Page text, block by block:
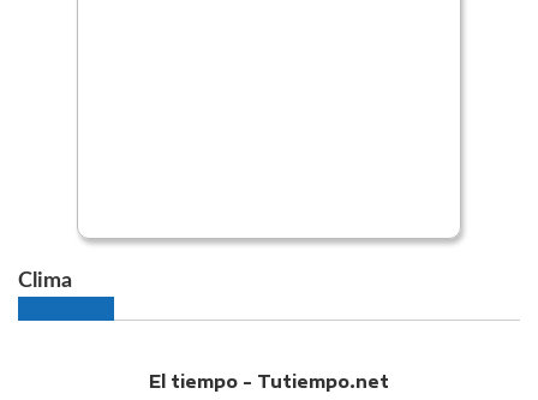
Clima
El tiempo - Tutiempo.net